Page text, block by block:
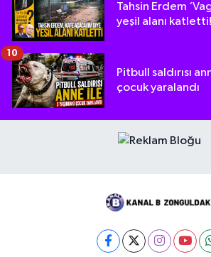
Tahsin Erdem
yeşil alanı katletti!
Pitbull saldırısı
çocuk yaralandı
10